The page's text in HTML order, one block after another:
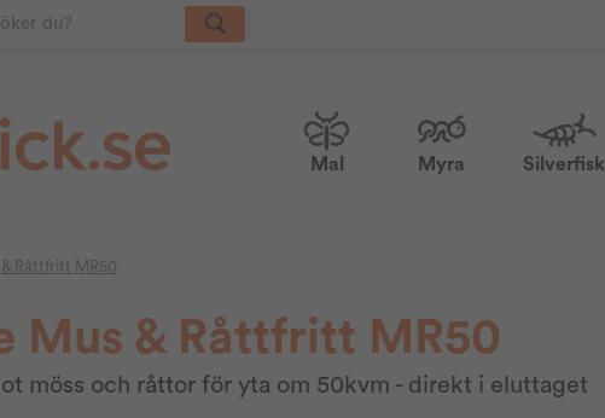
Mal Myra Silverfisk
Råttfritt MR50
Mus & Råttfritt MR50
möss och råttor för yta om 50kvm - direkt i eluttaget